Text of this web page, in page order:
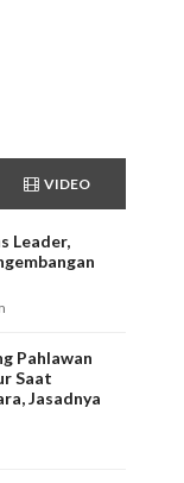
VIDEO
Leader,
Pahlawan
Saat
Jasadnya